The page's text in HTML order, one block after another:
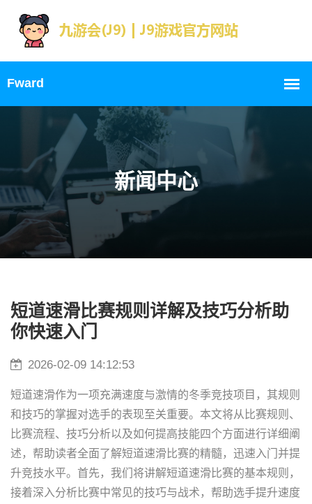
新闻中心
短道速滑比赛规则详解及技巧分析助
你快速入门
2026-02-09 14:12:53
短道速滑作为一项充满速度与激情的冬季竞技项目，其规则
和技巧的掌握对选手的表现至关重要。本文将从比赛规则、
比赛流程、技巧分析以及如何提高技能四个方面进行详细阐
述，帮助读者全面了解短道速滑比赛的精髓，迅速入门并提
升竞技水平。首先，我们将讲解短道速滑比赛的基本规则，
接着深入分析比赛中常见的技巧与战术，帮助选手提升速度